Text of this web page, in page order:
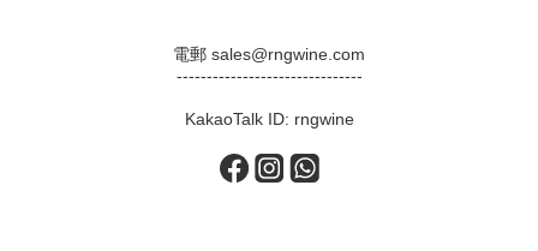
電郵 sales@rngwine.com
-------------------------------
KakaoTalk ID: rngwine